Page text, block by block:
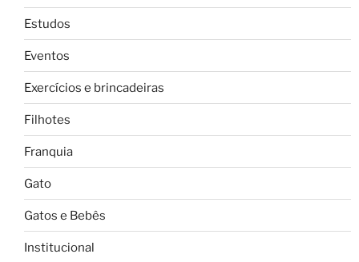
Estudos
Eventos
Exercícios e brincadeiras
Filhotes
Franquia
Gato
Gatos e Bebês
Institucional